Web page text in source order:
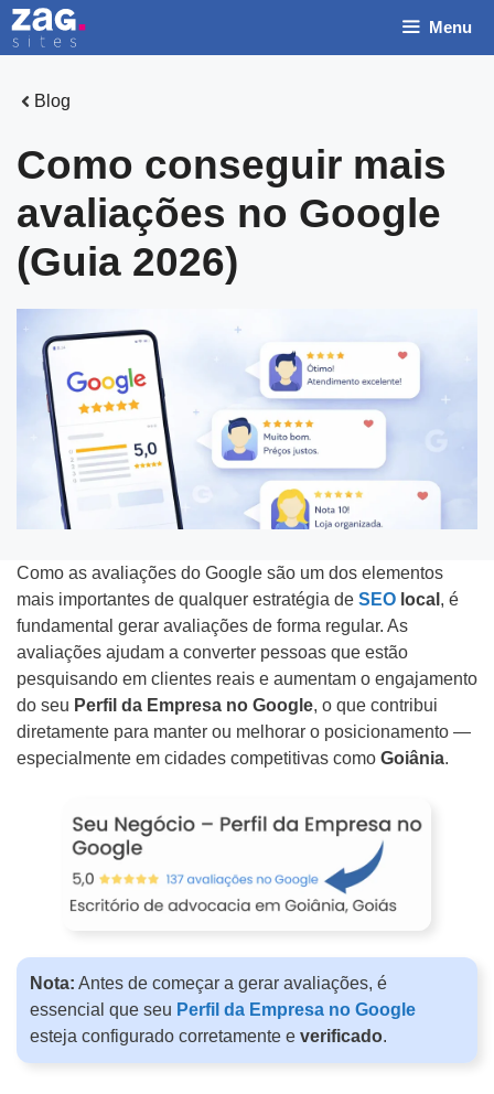
Pular
para
conteúdo
Menu
Blog
Como conseguir mais
avaliações no Google
(Guia 2026)
Como as avaliações do Google são um dos elementos
mais importantes de qualquer estratégia de SEO local , é
fundamental gerar avaliações de forma regular. As
avaliações ajudam a converter pessoas que estão
pesquisando em clientes reais e aumentam o engajamento
do seu Perfil da Empresa no Google, o que contribui
diretamente para manter ou melhorar o posicionamento —
especialmente em cidades competitivas como Goiânia.
Nota: Antes de começar a gerar avaliações, é
essencial que seu Perfil da Empresa no Google
esteja configurado corretamente e verificado.
N
o
e
*
m
a
i
l
T
e
l
e
n
e
*
N
e
d
a
e
m
p
r
s
a
o
m
o
f
i
c
u
s
a
b
n
d
o
Tipo do Projeto
Criação de Site
Google ADS
SEO (Ranking no Google)
Videos Animados
Mídias Sociais
Outros